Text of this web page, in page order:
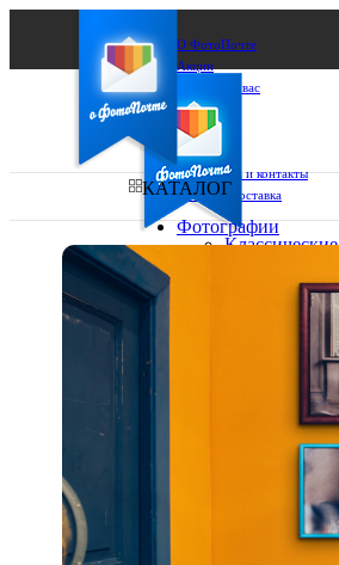
О ФотоПочте
Акции
Сделаем за вас
Бизнесу
FAQ
Франшиза
Поддержка и контакты
Оплата и доставка
Ваш город:
Выберите из списка:
КАТАЛОГ
Фотографии
Классические
10х10
10х15
13х18
15х15
15х20
20х20
20х30
30х30
30х40